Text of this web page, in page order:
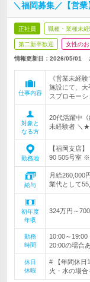
＼福岡募集／【営
正社員 職種・業種未
第二新卒歓迎 女性の
情報更新日：2026/05/01
仕事内容
《営業未経
施設にて、
スプロモーシ
対象と
なる方
20代活躍中
未経験者 ＼
勤務地
【福岡支店
90 505号室
給与
月給260,000
業代として
初年度
年収
324万円～
勤務
時間
10:00～
20:00の場合
休日
休暇
# 【年間休日
火・水の場